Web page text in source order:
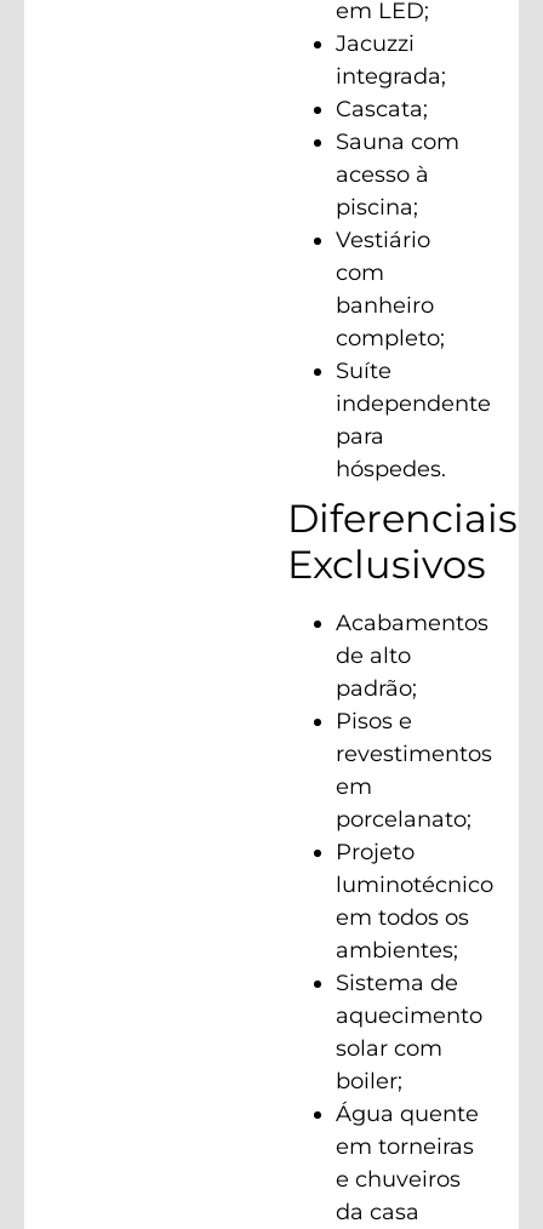
em LED;
Jacuzzi
integrada;
Cascata;
Sauna com
acesso à
piscina;
Vestiário
com
banheiro
completo;
Suíte
independente
para
hóspedes.
Diferenciais
Exclusivos
Acabamentos
de alto
padrão;
Pisos e
revestimentos
em
porcelanato;
Projeto
luminotécnico
em todos os
ambientes;
Sistema de
aquecimento
solar com
boiler;
Água quente
em torneiras
e chuveiros
da casa